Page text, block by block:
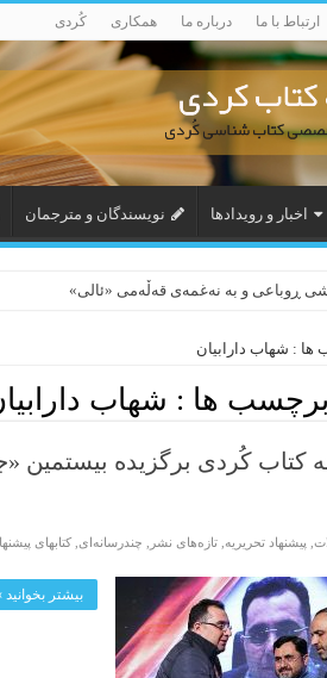
ارتباط با ما درباره ما همکاری کُردی
اخبار و رویدادها نویسندگان و مترجمان
ڕوباعی و به نەغمەی قەڵەمی «ئالی»
ها : شهاب دارابیان
برچسب ها : شهاب
کتاب کُردی برگزیده بیستمین
پیشنهاد تحریریه ,تازەهای نشر چندرسانه‌ای ,کتابهای
بیشتر بخوانید